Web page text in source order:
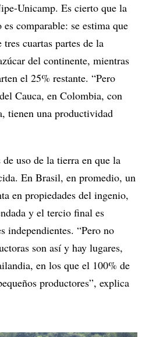
Unicamp. Es cierto que la
comparable: se estima que
cuartas partes de la
del continente, mientras
el 25% restante. “Pero
Cauca, en Colombia, con
tienen una productividad
uso de la tierra en que la
En Brasil, en promedio, un
en propiedades del ingenio,
y el tercio final es
independientes. “Pero no
son así y hay lugares,
en los que el 100% de
productores”, explica